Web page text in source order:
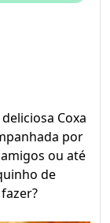
Coxa
por
ou até
de